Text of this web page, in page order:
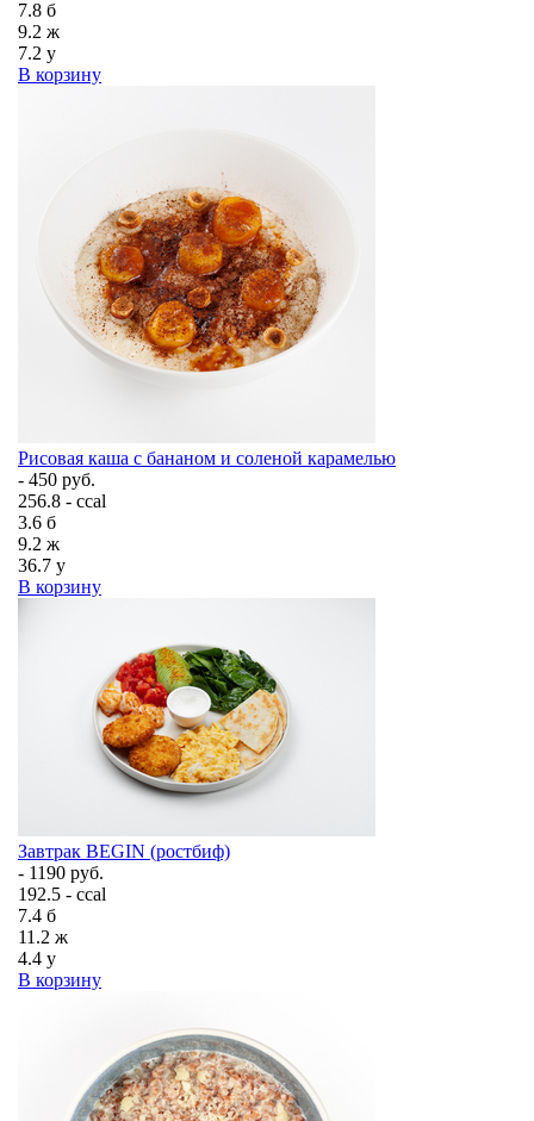
7.8 б
9.2 ж
7.2 у
В корзину
Рисовая каша с бананом и соленой карамелью
- 450 руб.
256.8 - ccal
3.6 б
9.2 ж
36.7 у
В корзину
Завтрак BEGIN (ростбиф)
- 1190 руб.
192.5 - ccal
7.4 б
11.2 ж
4.4 у
В корзину